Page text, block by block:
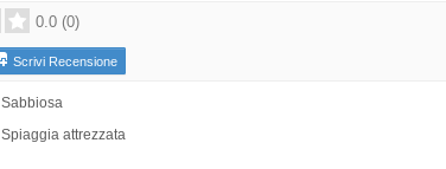
0.0 (0)
Scrivi Recensione
Sabbiosa
Spiaggia attrezzata